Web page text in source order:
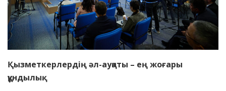
Қызметкерлердің әл-ауқаты – ең жоғары
құндылық.